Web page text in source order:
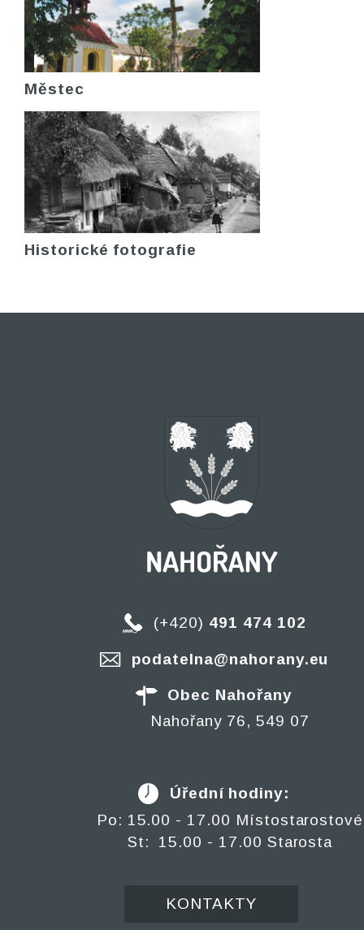
Městec
Historické fotografie
(+420) 491 474 102
podatelna@nahorany.eu
Obec Nahořany
Nahořany 76, 549 07
Úřední hodiny:
Po: 15.00 - 17.00 Místostarostové
St: 15.00 - 17.00 Starosta
KONTAKTY